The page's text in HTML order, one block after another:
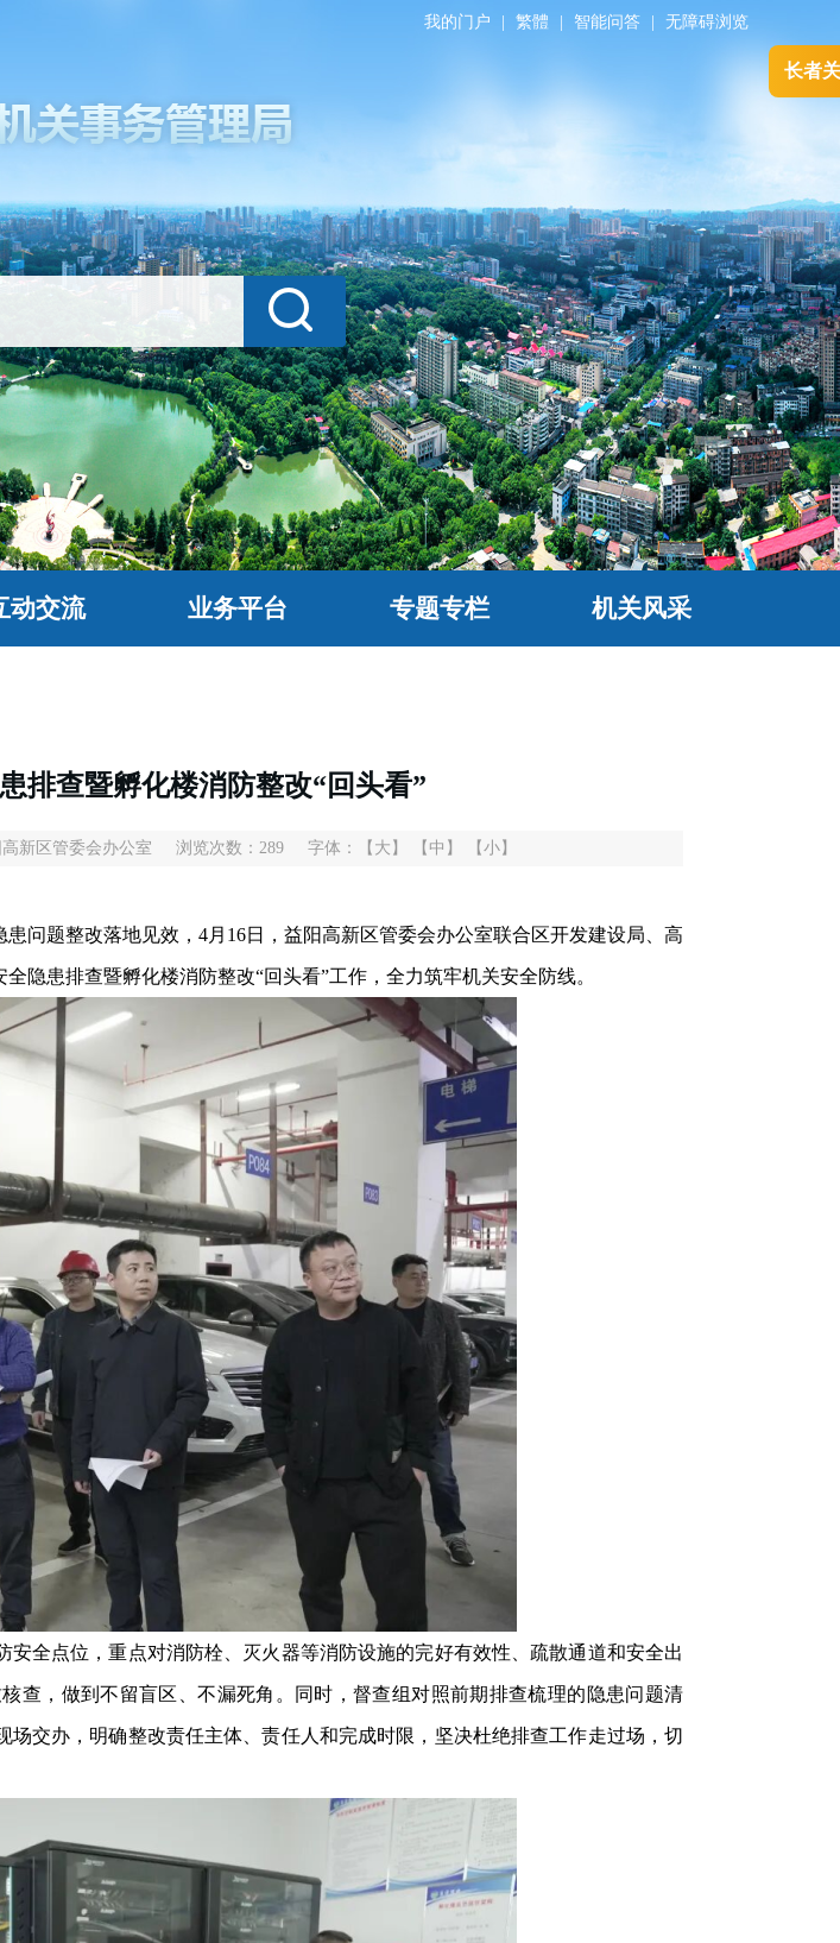
我的门户 繁體 智能问答 无障碍浏览
长者
动交流 业务平台 专题专栏 机关风采
排查暨孵化楼消防整改“回头看”
新区管委会办公室 浏览次数： 289 字体： 【大】 【中】 【小】
题整改落地见效，4月16日，益阳高新区管委会办公室联合区开发建设局、高
隐患排查暨孵化楼消防整改“回头看”工作，全力筑牢机关安全防线。
点位，重点对消防栓、灭火器等消防设施的完好有效性、疏散通道和安全出
查，做到不留盲区、不漏死角。同时，督查组对照前期排查梳理的隐患问题清
交办，明确整改责任主体、责任人和完成时限，坚决杜绝排查工作走过场，切